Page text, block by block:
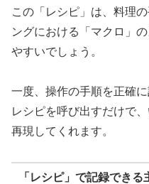
この「レシピ」は、料理
ングにおける「マクロ」
やすいでしょう。
一度、操作の手順を正確
レシピを呼び出すだけで
再現してくれます。
「レシピ」で記録できる